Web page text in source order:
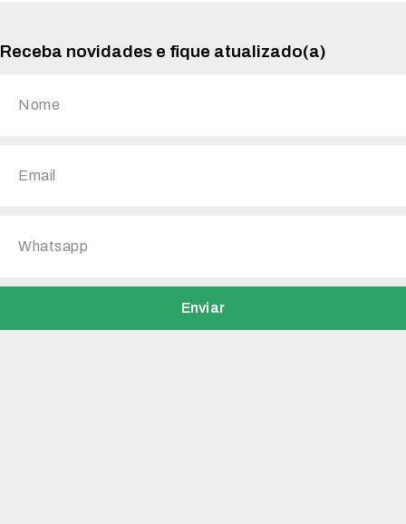
Receba novidades e fique atualizado(a)
Enviar